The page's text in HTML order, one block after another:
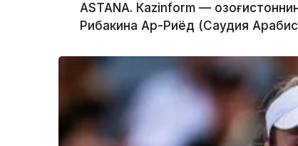
ASTANА. Кazinform —
Рибакина Ар-Риёд (Саудия